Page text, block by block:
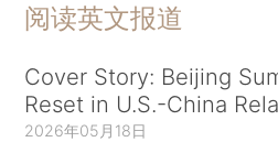
阅读英文报道
Cover Story: Beijing
Reset in U.S.-China
2026年05月18日